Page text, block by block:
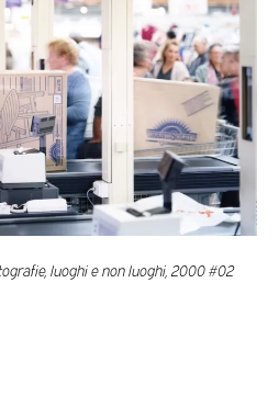
luoghi e non luoghi, 2000 #02